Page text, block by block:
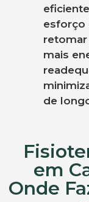
esforço
retomar
mais
de
em
Onde